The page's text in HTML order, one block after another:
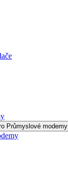
Průmyslové modemy